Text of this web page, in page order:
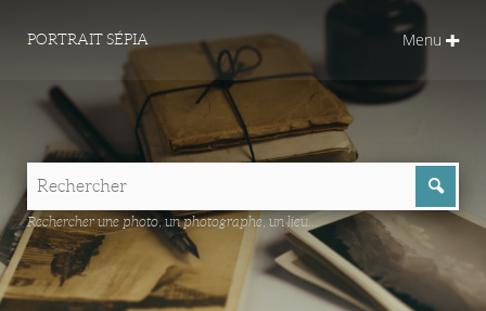
PORTRAIT SÉPIA Menu
Rechercher une photo, un photographe, un lieu...